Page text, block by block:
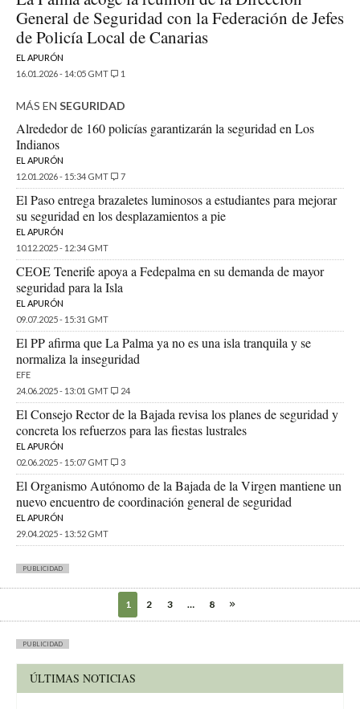
General de Seguridad con la Federación de Jefes
de Policía Local de Canarias
EL APURÓN
16.01.2026 - 14:05 GMT
1
MÁS EN SEGURIDAD
Alrededor de 160 policías garantizarán la seguridad en Los
Indianos
EL APURÓN
12.01.2026 - 15:34 GMT
7
El Paso entrega brazaletes luminosos a estudiantes para mejorar
su seguridad en los desplazamientos a pie
EL APURÓN
10.12.2025 - 12:34 GMT
CEOE Tenerife apoya a Fedepalma en su demanda de mayor
seguridad para la Isla
EL APURÓN
09.07.2025 - 15:31 GMT
El PP afirma que La Palma ya no es una isla tranquila y se
normaliza la inseguridad
EFE
24.06.2025 - 13:01 GMT
24
El Consejo Rector de la Bajada revisa los planes de seguridad y
concreta los refuerzos para las fiestas lustrales
EL APURÓN
02.06.2025 - 15:07 GMT
3
El Organismo Autónomo de la Bajada de la Virgen mantiene un
nuevo encuentro de coordinación general de seguridad
EL APURÓN
29.04.2025 - 13:52 GMT
PUBLICIDAD
1 2 3 … 8
PUBLICIDAD
ÚLTIMAS NOTICIAS